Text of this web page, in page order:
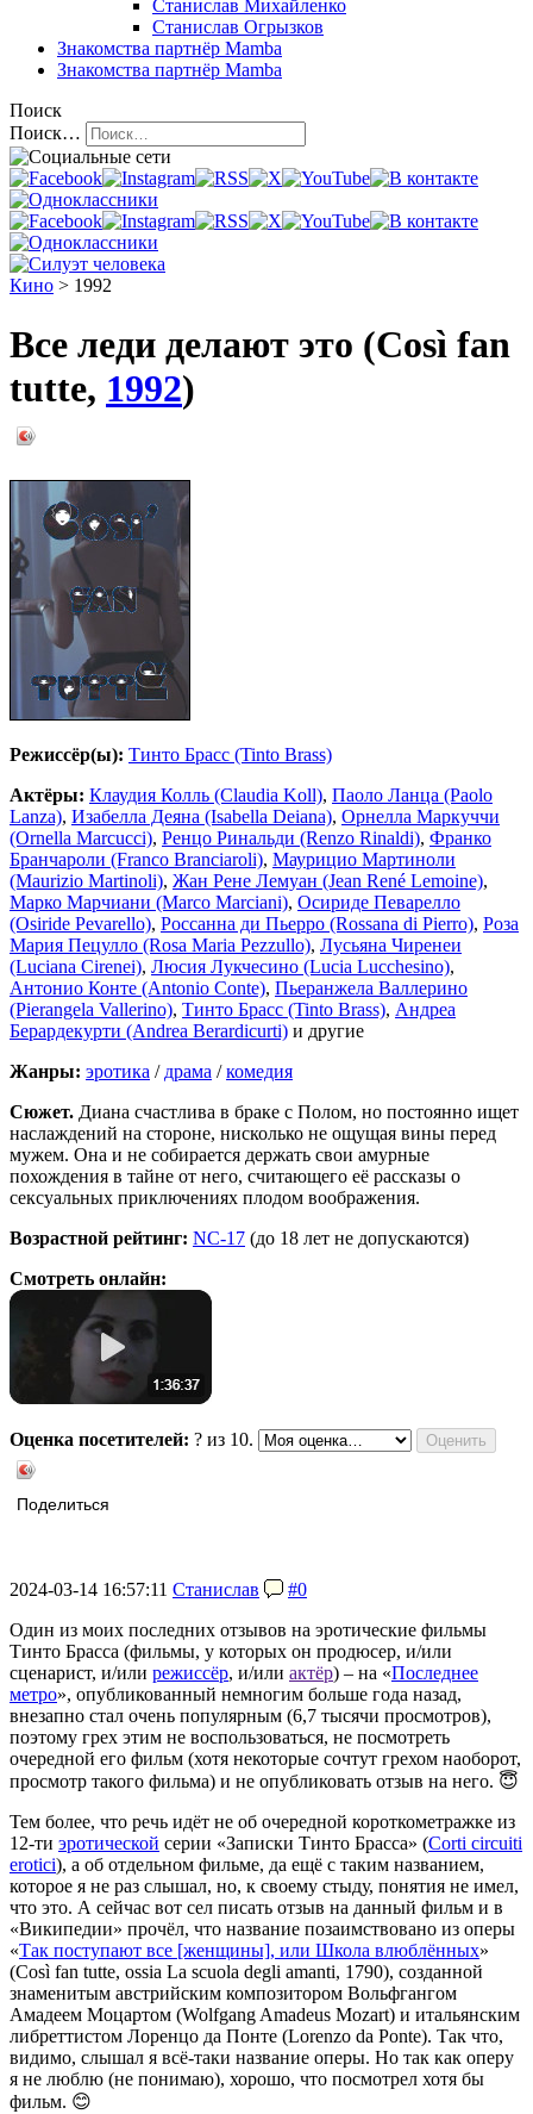
Станислав Михайленко
Станислав Огрызков
Знакомства партнёр Mamba
Знакомства партнёр Mamba
Поиск
Поиск…
Кино > 1992
Все леди делают это (Così fan
tutte, 1992)
Режиссёр(ы): Тинто Брасс (Tinto Brass)
Актёры: Клаудия Колль (Claudia Koll), Паоло Ланца (Paolo
Lanza), Изабелла Деяна (Isabella Deiana), Орнелла Маркуччи
(Ornella Marcucci), Ренцо Ринальди (Renzo Rinaldi), Франко
Бранчароли (Franco Branciaroli), Маурицио Мартиноли
(Maurizio Martinoli), Жан Рене Лемуан (Jean René Lemoine),
Марко Марчиани (Marco Marciani), Осириде Певарелло
(Osiride Pevarello), Россанна ди Пьерро (Rossana di Pierro), Роза
Мария Пецулло (Rosa Maria Pezzullo), Лусьяна Чиренеи
(Luciana Cirenei), Люсия Лукчесино (Lucia Lucchesino),
Антонио Конте (Antonio Conte), Пьеранжела Валлерино
(Pierangela Vallerino), Тинто Брасс (Tinto Brass), Андреа
Берардекурти (Andrea Berardicurti) и другие
Жанры: эротика / драма /комедия
Сюжет. Диана счастлива в браке с Полом, но постоянно ищет
наслаждений на стороне, нисколько не ощущая вины перед
мужем. Она и не собирается держать свои амурные
похождения в тайне от него, считающего её рассказы о
сексуальных приключениях плодом воображения.
Возрастной рейтинг: NC-17 (до 18 лет не допускаются)
Смотреть онлайн:
Оценка посетителей: ? из 10.
Поделиться
2024-03-14 16:57:11 Станислав
#0
Один из моих последних отзывов на эротические фильмы
Тинто Брасса (фильмы, у которых он продюсер, и/или
сценарист, и/или режиссёр, и/или актёр) – на «Последнее
метро», опубликованный немногим больше года назад,
внезапно стал очень популярным (6,7 тысячи просмотров),
поэтому грех этим не воспользоваться, не посмотреть
очередной его фильм (хотя некоторые сочтут грехом наоборот,
просмотр такого фильма) и не опубликовать отзыв на него. 😇
Тем более, что речь идёт не об очередной короткометражке из
12-ти эротической серии «Записки Тинто Брасса» (Corti circuiti
erotici), а об отдельном фильме, да ещё с таким названием,
которое я не раз слышал, но, к своему стыду, понятия не имел,
что это. А сейчас вот сел писать отзыв на данный фильм и в
«Википедии» прочёл, что название позаимствовано из оперы
«Так поступают все [женщины], или Школа влюблённых»
(Così fan tutte, ossia La scuola degli amanti, 1790), созданной
знаменитым австрийским композитором Вольфгангом
Амадеем Моцартом (Wolfgang Amadeus Mozart) и итальянским
либреттистом Лоренцо да Понте (Lorenzo da Ponte). Так что,
видимо, слышал я всё-таки название оперы. Но так как оперу
я не люблю (не понимаю), хорошо, что посмотрел хотя бы
фильм. 😊